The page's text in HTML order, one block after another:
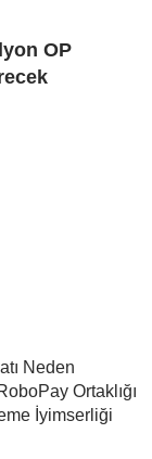
OP
Neden
Ortaklığı
İyimserliği